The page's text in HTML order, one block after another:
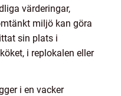
värderingar,
miljö kan göra
sin plats i
i replokalen eller
i en vacker